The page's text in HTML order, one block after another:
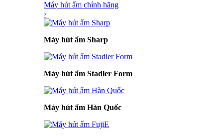
Máy hút ẩm chính hãng
›
Máy hút ẩm Sharp
Máy hút ẩm Stadler Form
Máy hút ẩm Hàn Quốc